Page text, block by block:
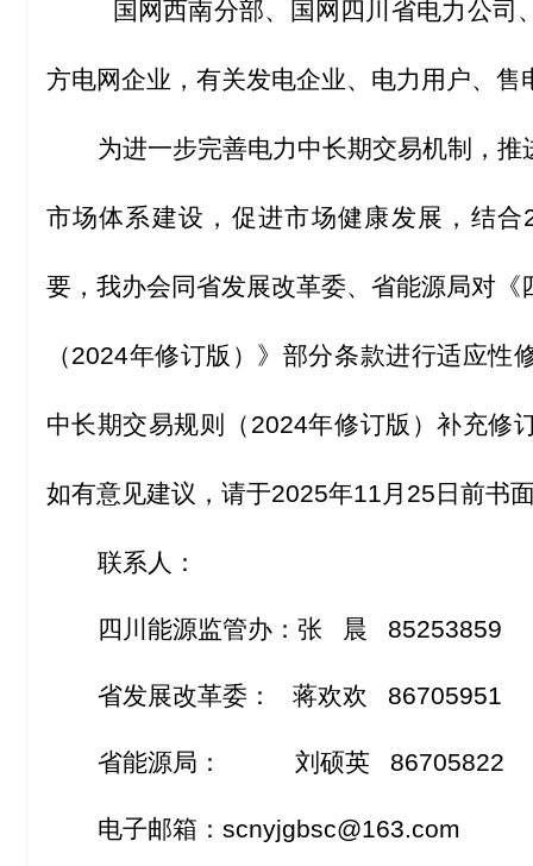
国网西南分部、国网四川省电力公司
方电网企业，有关发电企业、电力用户、售
为进一步完善电力中长期交易机制，
市场体系建设，促进市场健康发展，结
要，我办会同省发展改革委、省能源局对
（2024年修订版）》部分条款进行适应性
中长期交易规则（2024年修订版）补充修
如有意见建议，请于2025年11月25日前书
联系人：
四川能源监管办：张 晨 85253859
省发展改革委： 蒋欢欢 86705951
省能源局： 刘硕英 86705822
电子邮箱：scnyjgbsc@163.com